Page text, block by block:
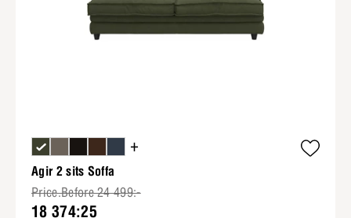
+
Agir 2 sits Soffa
Price.Before 24 499:-
18 374:25